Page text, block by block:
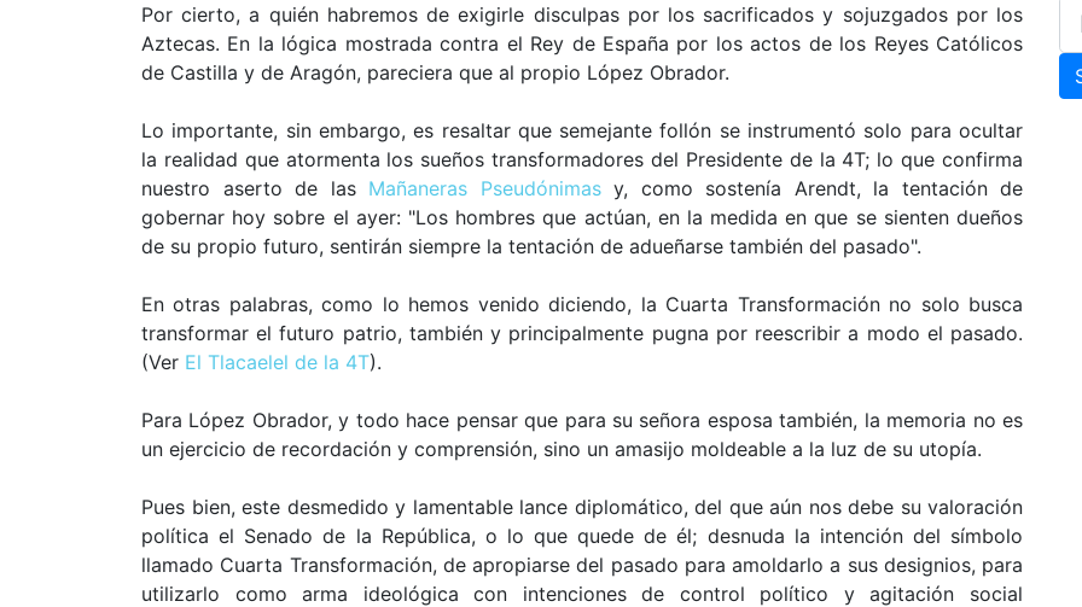
Por cierto, a quién habremos de exigirle disculpas por los sacrificados y sojuzgados por los
Aztecas. En la lógica mostrada contra el Rey de España por los actos de los Reyes Católicos
de Castilla y de Aragón, pareciera que al propio López Obrador.
Lo importante, sin embargo, es resaltar que semejante follón se instrumentó solo para ocultar
la realidad que atormenta los sueños transformadores del Presidente de la 4T; lo que confirma
nuestro aserto de las Mañaneras Pseudónimasy, como sostenía Arendt, la tentación de
gobernar hoy sobre el ayer: "Los hombres que actúan, en la medida en que se sienten dueños
de su propio futuro, sentirán siempre la tentación de adueñarse también del pasado".
En otras palabras, como lo hemos venido diciendo, la Cuarta Transformación no solo busca
transformar el futuro patrio, también y principalmente pugna por reescribir a modo el pasado.
(Ver El Tlacaelel de la 4T).
Para López Obrador, y todo hace pensar que para su señora esposa también, la memoria no es
un ejercicio de recordación y comprensión, sino un amasijo moldeable a la luz de su utopía.
Pues bien, este desmedido y lamentable lance diplomático, del que aún nos debe su valoración
política el Senado de la República, o lo que quede de él; desnuda la intención del símbolo
llamado Cuarta Transformación, de apropiarse del pasado para amoldarlo a sus designios, para
utilizarlo como arma ideológica con intenciones de control político y agitación social